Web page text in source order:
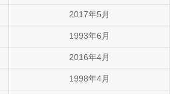
2017年5月
1993年6月
2016年4月
1998年4月